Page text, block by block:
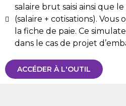
salaire brut saisi ainsi que
(salaire + cotisations).
la fiche de paie. Ce
dans le cas de projet
ACCÉDER À L'OUTIL